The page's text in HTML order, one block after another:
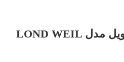
ساعت مچی زنانه لوندویل مدل LOND WEIL